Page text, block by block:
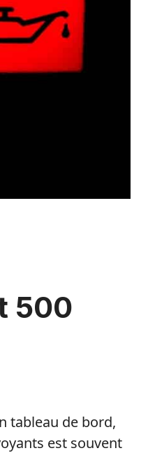
500
tableau de bord,
est souvent